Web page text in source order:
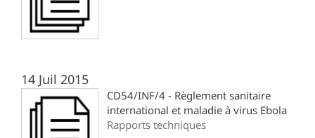
14 Juil 2015
CD54/INF/4 - Règlement sanitaire
international et maladie à virus Ebola
Rapports techniques